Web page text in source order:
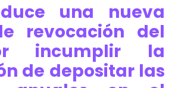
una nueva
revocación del
incumplir la
de depositar las